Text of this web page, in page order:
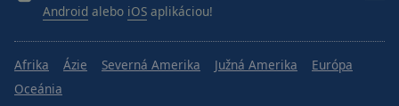
Android alebo iOS aplikáciou!
Afrika Ázie Severná Amerika Južná Amerika
Európa
Oceánia